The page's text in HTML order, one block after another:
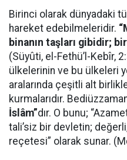
Birinci olarak dünyadaki
hareket edebilmeleridir.
binanın taşları gibidir;
(Süyûti, el-Fethü’l-Kebîr,
ülkelerinin ve bu ülkeleri
aralarında çeşitli alt
kurmalarıdır.
İslâm”dır. O bunu;
tali’siz bir devletin;
reçetesi” olarak sunar.